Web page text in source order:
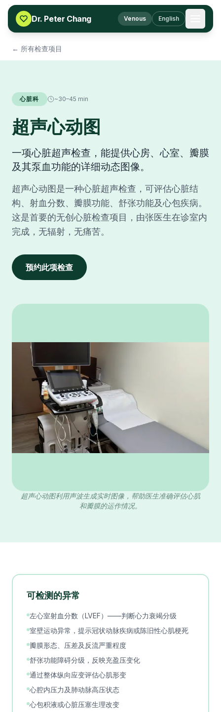
Skip to content
Dr. Peter Chang
Venous English
← 所有检查项目
心脏科 ~30–45 min
超声心动图
一项心脏超声检查，能提供心房、心室、瓣膜
及其泵血功能的详细动态图像。
超声心动图是一种心脏超声检查，可评估心脏结
构、射血分数、瓣膜功能、舒张功能及心包疾病。
这是首要的无创心脏检查项目，由张医生在诊室内
完成，无辐射，无痛苦。
预约此项检查
超声心动图利用声波生成实时图像，帮助医生准确评估心肌
和瓣膜的运作情况。
可检测的异常
左心室射血分数（LVEF）——判断心力衰竭分级
室壁运动异常，提示冠状动脉疾病或陈旧性心肌梗死
瓣膜形态、压差及反流严重程度
舒张功能障碍分级，反映充盈压变化
通过整体纵向应变评估心肌形变
心腔内压力及肺动脉高压状态
心包积液或心脏压塞生理改变